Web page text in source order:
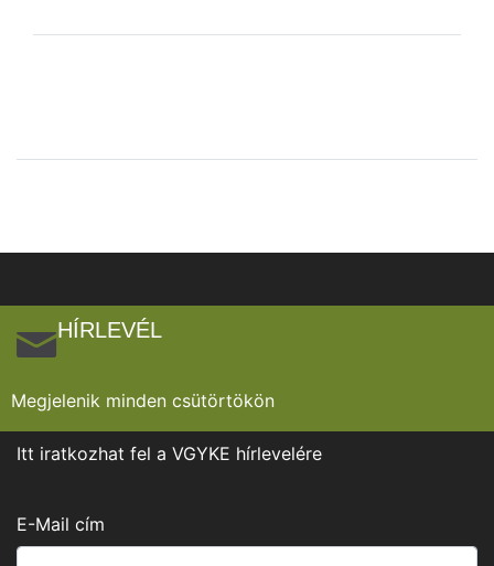
HÍRLEVÉL
Megjelenik minden csütörtökön
Itt iratkozhat fel a VGYKE hírlevelére
E-Mail cím